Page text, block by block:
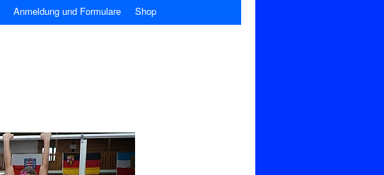
Anmeldung und Formulare Shop